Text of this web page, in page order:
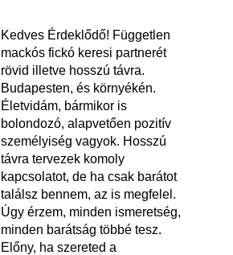
Kedves Érdeklődő! Független
mackós fickó keresi partnerét
rövid illetve hosszú távra.
Budapesten, és környékén.
Életvidám, bármikor is
bolondozó, alapvetően pozitív
személyiség vagyok. Hosszú
távra tervezek komoly
kapcsolatot, de ha csak barátot
találsz bennem, az is megfelel.
Úgy érzem, minden ismeretség,
minden barátság többé tesz.
Előny, ha szereted a